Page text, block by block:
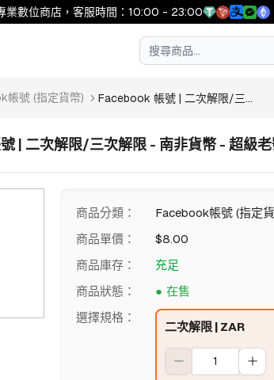
業數位商店，客服時間：10:00 - 23:00
帳號 (指定貨幣) Facebook 帳號 | 二次解限/三...
| 二次解限/三次解限 - 南非貨幣 - 超級
商品分類 ：
Facebook帳號 (指定
商品單價 ： $8.00
商品庫存 ：
充足
商品狀態 ：
在售
選擇規格 ：
二次解限 | ZAR